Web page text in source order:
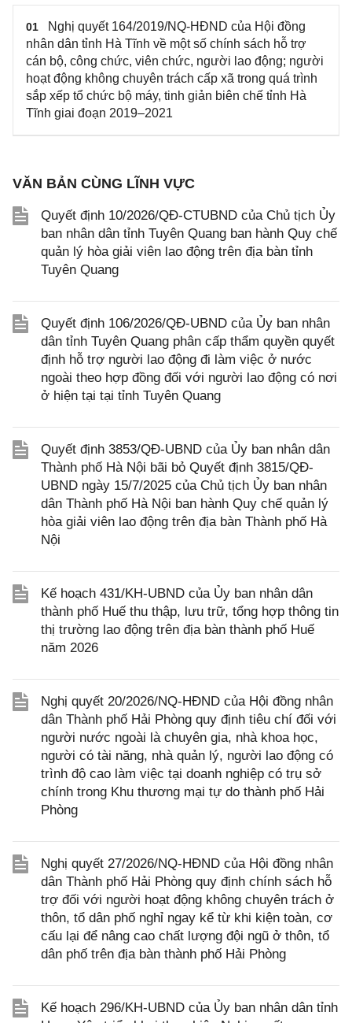
01
Nghị quyết 164/2019/NQ-HĐND của Hội đồng
nhân dân tỉnh Hà Tĩnh về một số chính sách hỗ trợ
cán bộ, công chức, viên chức, người lao động; người
hoạt động không chuyên trách cấp xã trong quá trình
sắp xếp tổ chức bộ máy, tinh giản biên chế tỉnh Hà
Tĩnh giai đoạn 2019–2021
VĂN BẢN CÙNG LĨNH VỰC
Quyết định 10/2026/QĐ-CTUBND của Chủ tịch Ủy
ban nhân dân tỉnh Tuyên Quang ban hành Quy chế
quản lý hòa giải viên lao động trên địa bàn tỉnh
Tuyên Quang
Quyết định 106/2026/QĐ-UBND của Ủy ban nhân
dân tỉnh Tuyên Quang phân cấp thẩm quyền quyết
định hỗ trợ người lao động đi làm việc ở nước
ngoài theo hợp đồng đối với người lao động có nơi
ở hiện tại tại tỉnh Tuyên Quang
Quyết định 3853/QĐ-UBND của Ủy ban nhân dân
Thành phố Hà Nội bãi bỏ Quyết định 3815/QĐ-
UBND ngày 15/7/2025 của Chủ tịch Ủy ban nhân
dân Thành phố Hà Nội ban hành Quy chế quản lý
hòa giải viên lao động trên địa bàn Thành phố Hà
Nội
Kế hoạch 431/KH-UBND của Ủy ban nhân dân
thành phố Huế thu thập, lưu trữ, tổng hợp thông tin
thị trường lao động trên địa bàn thành phố Huế
năm 2026
Nghị quyết 20/2026/NQ-HĐND của Hội đồng nhân
dân Thành phố Hải Phòng quy định tiêu chí đối với
người nước ngoài là chuyên gia, nhà khoa học,
người có tài năng, nhà quản lý, người lao động có
trình độ cao làm việc tại doanh nghiệp có trụ sở
chính trong Khu thương mại tự do thành phố Hải
Phòng
Nghị quyết 27/2026/NQ-HĐND của Hội đồng nhân
dân Thành phố Hải Phòng quy định chính sách hỗ
trợ đối với người hoạt động không chuyên trách ở
thôn, tổ dân phố nghỉ ngay kể từ khi kiện toàn, cơ
cấu lại để nâng cao chất lượng đội ngũ ở thôn, tổ
dân phố trên địa bàn thành phố Hải Phòng
Kế hoạch 296/KH-UBND của Ủy ban nhân dân tỉnh